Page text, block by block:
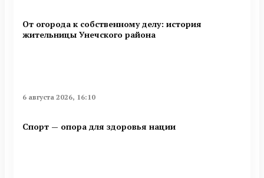
От огорода к собственному делу: история
жительницы Унечского района
6 августа 2026, 16:10
Спорт — опора для здоровья нации